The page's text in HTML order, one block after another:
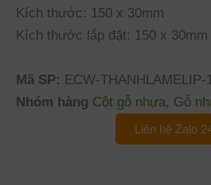
Kích thước: 150 x 30mm
Kích thước lắp đặt: 150 x 30mm
Mã SP: ECW-THANHLAMELIP-
Nhóm hàng Cột gỗ nhựa, Gỗ
Liên hệ Zalo